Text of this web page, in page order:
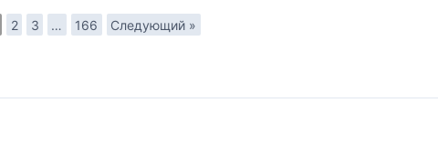
2 3 … 166 Следующий »